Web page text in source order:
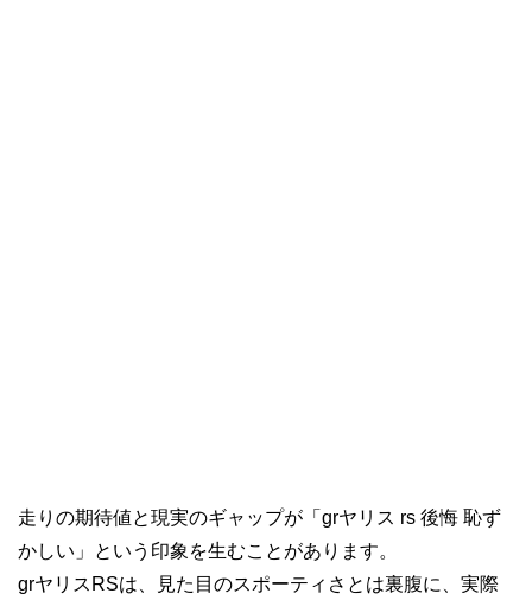
走りの期待値と現実のギャップが「grヤリス rs 後悔 恥ず
かしい」という印象を生むことがあります。
grヤリスRSは、見た目のスポーティさとは裏腹に、実際